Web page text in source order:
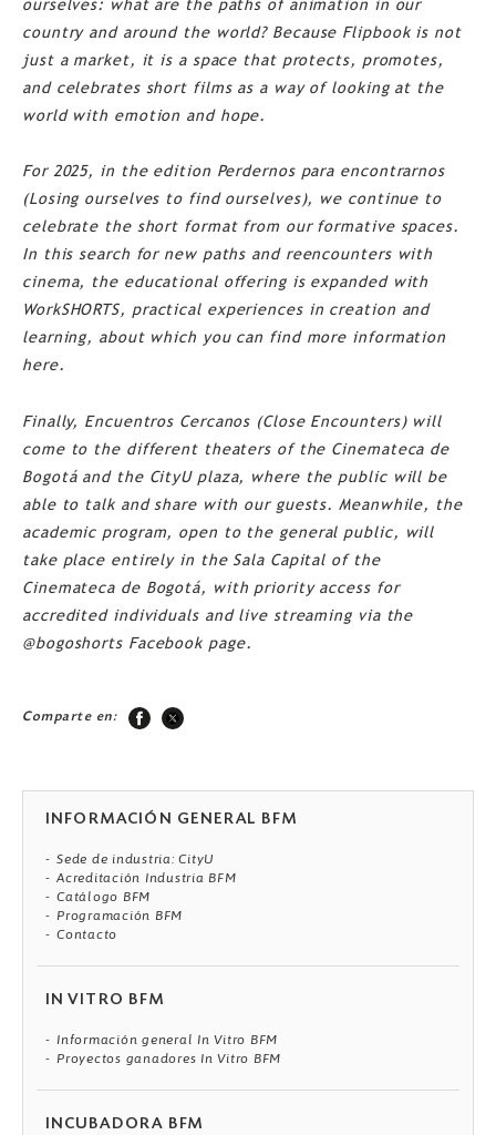
ourselves: what are the paths of animation in our
country and around the world? Because Flipbook is not
just a market, it is a space that protects, promotes,
and celebrates short films as a way of looking at the
world with emotion and hope.
For 2025, in the edition Perdernos para encontrarnos
(Losing ourselves to find ourselves), we continue to
celebrate the short format from our formative spaces.
In this search for new paths and reencounters with
cinema, the educational offering is expanded with
WorkSHORTS, practical experiences in creation and
learning, about which you can find more information
here.
Finally, Encuentros Cercanos (Close Encounters) will
come to the different theaters of the Cinemateca de
Bogotá and the CityU plaza, where the public will be
able to talk and share with our guests. Meanwhile, the
academic program, open to the general public, will
take place entirely in the Sala Capital of the
Cinemateca de Bogotá, with priority access for
accredited individuals and live streaming via the
@bogoshorts Facebook page.
Comparte en:
INFORMACIÓN GENERAL BFM
Sede de industria: CityU
Acreditación Industria BFM
Catálogo BFM
Programación BFM
Contacto
IN VITRO BFM
Información general In Vitro BFM
Proyectos ganadores In Vitro BFM
INCUBADORA BFM